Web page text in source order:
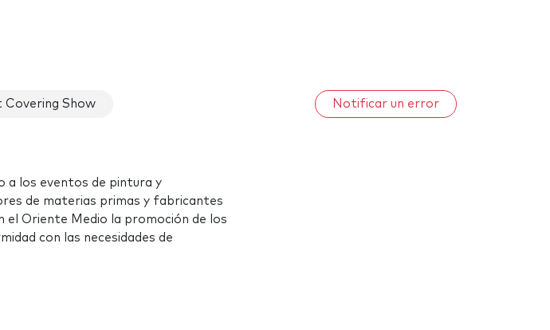
Covering Show Notificar un error
a los eventos de pintura y
de materias primas y fabricantes
el Oriente Medio la promoción de los
con las necesidades de